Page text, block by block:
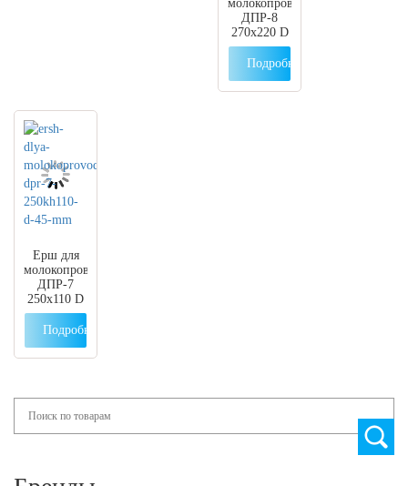
молокопроводов
ДПР-8
270х220 D
40 мм
Подробнее
Ерш для
молокопроводов
ДПР-7
250х110 D
45 мм
Подробнее